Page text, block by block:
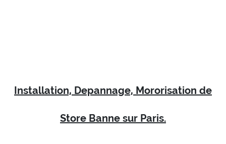
Installation, Depannage, Mororisation de
Store Banne sur Paris.